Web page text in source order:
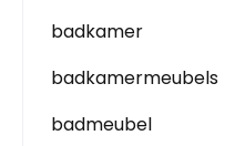
badkamer
badkamermeubels
badmeubel